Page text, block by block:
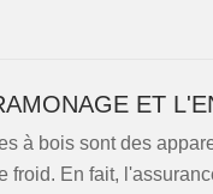
ET
à bois sont des
froid. En fait,